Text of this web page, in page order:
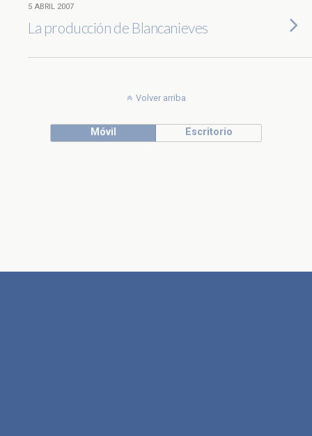
5 ABRIL 2007
La producción de Blancanieves
Volver arriba
Móvil Escritorio